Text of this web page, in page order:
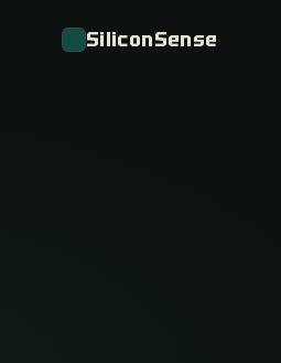
SiliconSense